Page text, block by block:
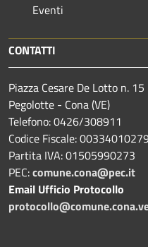
Eventi
CONTATTI
Piazza Cesare De Lotto n.
Pegolotte - Cona (VE)
Telefono: 0426/308911
Codice Fiscale: 00334010279
Partita IVA: 01505990273
PEC:comune.cona@pec.it
Email Ufficio Protocollo